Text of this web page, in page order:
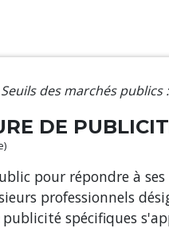
Seuils des marchés
DE
pour répondre à
professionnels
publicité spécifiques